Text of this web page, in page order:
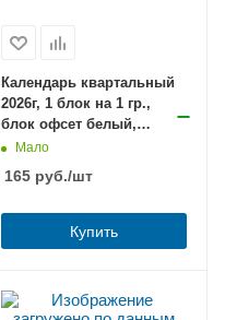
Календарь квартальный
2026г, 1 блок на 1 гр.,
блок офсет белый,
Милые щенки,с бегунком,
Мало
165руб./шт
Купить